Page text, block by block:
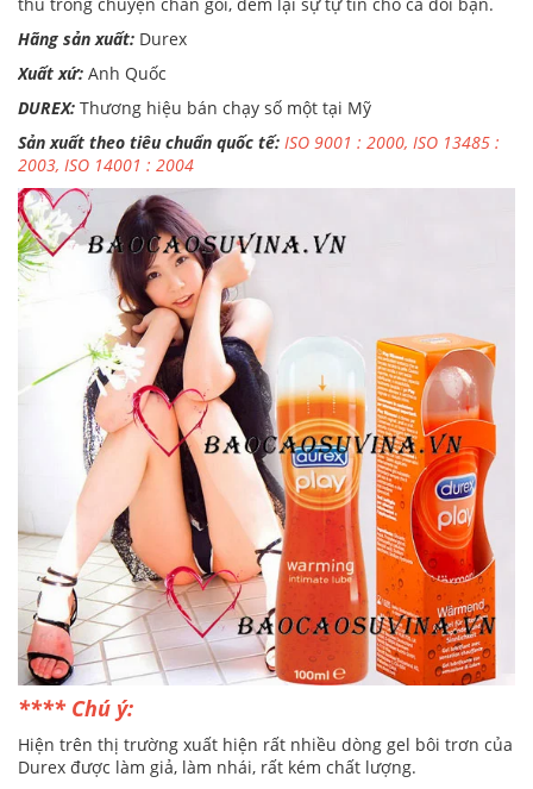
thú trong chuyện chăn gối, đem lại sự tự tin cho cả đôi bạn.
Hãng sản xuất: Durex
Xuất xứ: Anh Quốc
DUREX: Thương hiệu bán chạy số một tại Mỹ
Sản xuất theo tiêu chuẩn quốc tế: ISO 9001 : 2000, ISO 13485 :
2003, ISO 14001 : 2004
**** Chú ý:
Hiện trên thị trường xuất hiện rất nhiều dòng gel bôi trơn của
Durex được làm giả, làm nhái, rất kém chất lượng.